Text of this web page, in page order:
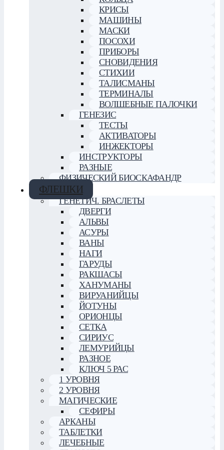
КРИСЫ
МАШИНЫ
МАСКИ
ПОСОХИ
ПРИБОРЫ
СНОВИДЕНИЯ
СТИХИИ
ТАЛИСМАНЫ
ТЕРМИНАЛЫ
ВОЛШЕБНЫЕ ПАЛОЧКИ
ГЕНЕЗИС
ТЕСТЫ
АКТИВАТОРЫ
ИНЖЕКТОРЫ
ИНСТРУКТОРЫ
РАЗНЫЕ
ФИЗИЧЕСКИЙ БИОСКАФАНДР
ФЛЕШКИ
ГЕНЕТИЧ. БРАСЛЕТЫ
ДВЕРГИ
АЛЬВЫ
АСУРЫ
ВАНЫ
НАГИ
ГАРУДЫ
РАКШАСЫ
ХАНУМАНЫ
ВИРУАНИЙЦЫ
ЙОТУНЫ
ОРИОНЦЫ
СЕТКА
СИРИУС
ЛЕМУРИЙЦЫ
РАЗНОЕ
КЛЮЧ 5 РАС
1 УРОВНЯ
2 УРОВНЯ
МАГИЧЕСКИЕ
СЕФИРЫ
АРКАНЫ
ТАБЛЕТКИ
ЛЕЧЕБНЫЕ